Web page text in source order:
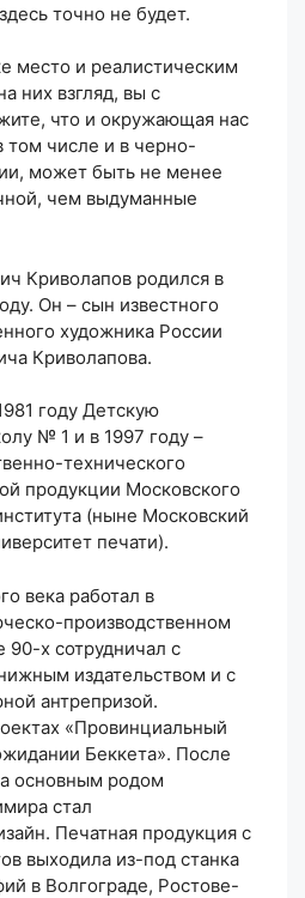
точно не будет.
место и реалистическим
них взгляд, вы с
что и окружающая нас
том числе и в черно-
может быть не менее
чем выдуманные
Криволапов родился в
Он – сын известного
художника России
Криволапова.
году Детскую
№ 1 и в 1997 году –
технического
продукции Московского
(ныне Московский
печати).
века работал в
производственном
90-х сотрудничал с
издательством и с
антрепризой.
«Провинциальный
Беккета». После
основным родом
стал
Печатная продукция с
выходила из-под станка
в Волгограде, Ростове-